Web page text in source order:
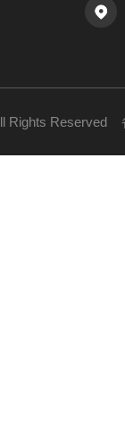
Rights Reserved